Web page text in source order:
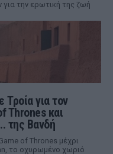
την ερωτική της ζωή
Τροία για τον
Thrones και
της Βανδή
of Thrones μέχρι
το οχυρωμένο χωριό